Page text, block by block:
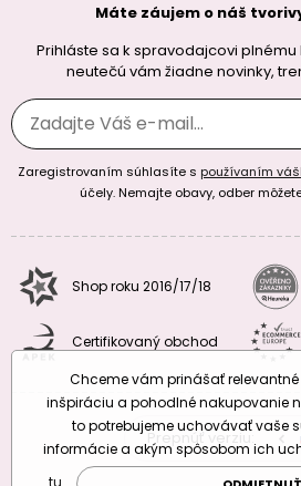
Máte záujem o náš
Prihláste sa k spravodajcovi
neutečú vám žiadne novinky,
Zaregistrovaním súhlasíte s používaním
účely. Nemajte obavy, odber
Shop roku 2016/17/18
Certifikovaný obchod
Prepnúť verziu:
Chceme vám prinášať
inšpiráciu a pohodlné nakupovanie
to potrebujeme uchovávať vaše
informácie a akým spôsobom ich